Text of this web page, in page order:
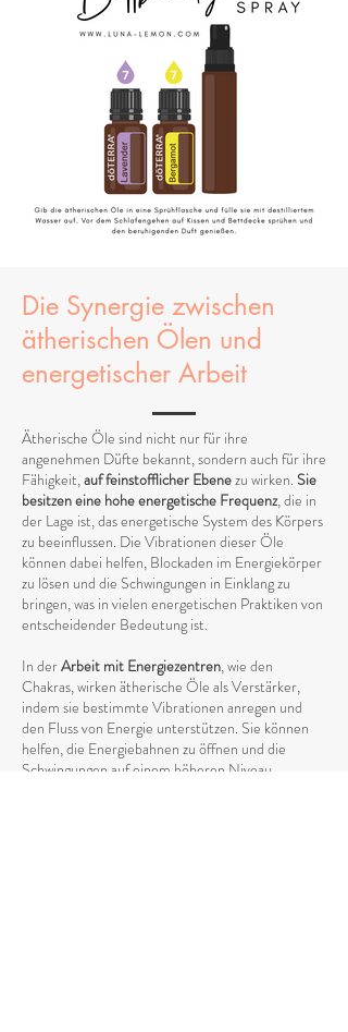
Die Synergie zwischen
ätherischen Ölen und
energetischer Arbeit
Ätherische Öle sind nicht nur für ihre
angenehmen Düfte bekannt, sondern auch für ihre
Fähigkeit,auf feinstofflicher Ebenezu wirken. Sie
besitzen eine hohe energetische Frequenz, die in
der Lage ist, das energetische System des Körpers
zu beeinflussen. Die Vibrationen dieser Öle
können dabei helfen, Blockaden im Energiekörper
zu lösen und die Schwingungen in Einklang zu
bringen, was in vielen energetischen Praktiken von
entscheidender Bedeutung ist.
In derArbeit mit Energiezentren, wie den
Chakras, wirken ätherische Öle als Verstärker,
indem sie bestimmte Vibrationen anregen und
den Fluss von Energie unterstützen. Sie können
helfen, die Energiebahnen zu öffnen und die
Schwingungen auf einem höheren Niveau